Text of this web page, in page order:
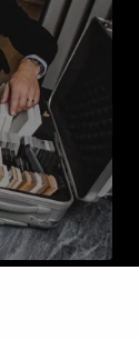
pour